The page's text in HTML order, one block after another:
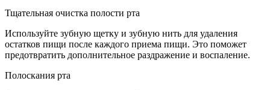
Тщательная очистка полости рта
Используйте зубную щетку и зубную нить для удаления
остатков пищи после каждого приема пищи. Это поможет
предотвратить дополнительное раздражение и воспаление.
Полоскания рта